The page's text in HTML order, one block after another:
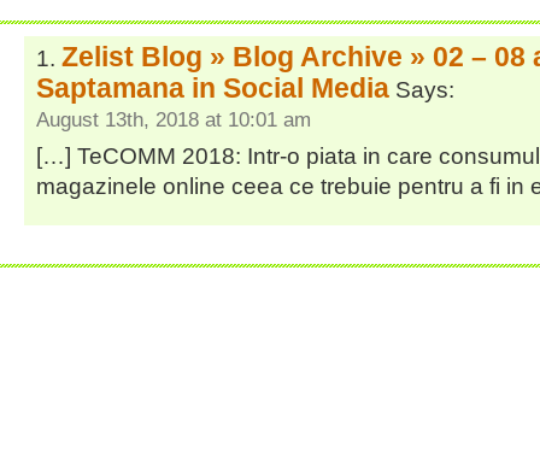
Zelist Blog » Blog Archive » 02 – 08
Saptamana in Social Media Says:
August 13th, 2018 at 10:01 am
[…] TeCOMM 2018: Intr-o piata in care
magazinele online ceea ce trebuie pentru a fi